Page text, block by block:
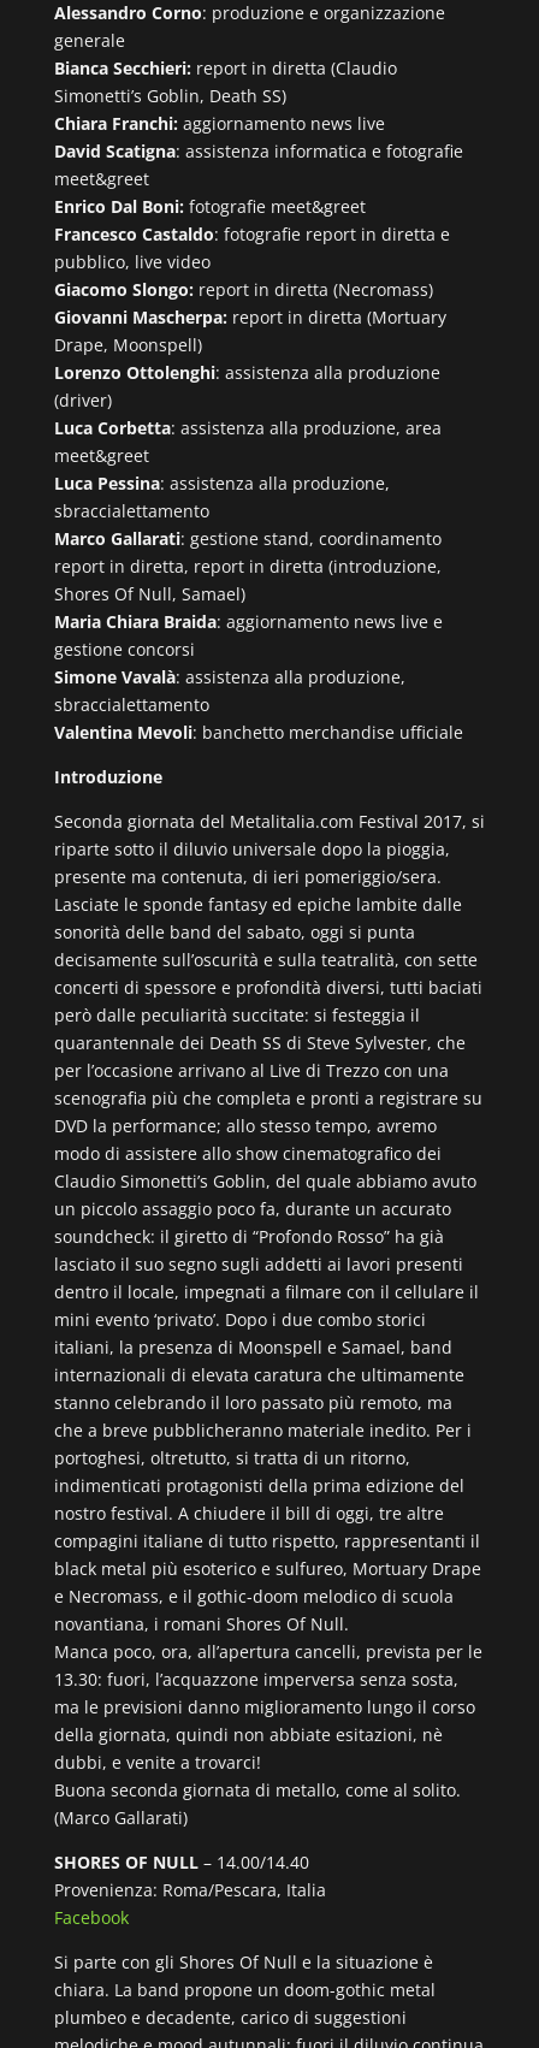
Alessandro Corno: produzione e organizzazione
generale
Bianca Secchieri: report in diretta (Claudio
Simonetti’s Goblin, Death SS)
Chiara Franchi:aggiornamento news live
David Scatigna: assistenza informatica e fotografie
meet&greet
Enrico Dal Boni:fotografie meet&greet
Francesco Castaldo: fotografie report in diretta e
pubblico, live video
Giacomo Slongo:report in diretta (Necromass)
Giovanni Mascherpa:report in diretta (Mortuary
Drape, Moonspell)
Lorenzo Ottolenghi: assistenza alla produzione
(driver)
Luca Corbetta: assistenza alla produzione, area
meet&greet
Luca Pessina: assistenza alla produzione,
sbraccialettamento
Marco Gallarati: gestione stand, coordinamento
report in diretta, report in diretta (introduzione,
Shores Of Null, Samael)
Maria Chiara Braida: aggiornamento news live e
gestione concorsi
Simone Vavalà: assistenza alla produzione,
sbraccialettamento
Valentina Mevoli: banchetto merchandise ufficiale
Introduzione
Seconda giornata del Metalitalia.com Festival 2017, si
riparte sotto il diluvio universale dopo la pioggia,
presente ma contenuta, di ieri pomeriggio/sera.
Lasciate le sponde fantasy ed epiche lambite dalle
sonorità delle band del sabato, oggi si punta
decisamente sull’oscurità e sulla teatralità, con sette
concerti di spessore e profondità diversi, tutti baciati
però dalle peculiarità succitate: si festeggia il
quarantennale dei Death SS di Steve Sylvester, che
per l’occasione arrivano al Live di Trezzo con una
scenografia più che completa e pronti a registrare su
DVD la performance; allo stesso tempo, avremo
modo di assistere allo show cinematografico dei
Claudio Simonetti’s Goblin, del quale abbiamo avuto
un piccolo assaggio poco fa, durante un accurato
soundcheck: il giretto di “Profondo Rosso” ha già
lasciato il suo segno sugli addetti ai lavori presenti
dentro il locale, impegnati a filmare con il cellulare il
mini evento ‘privato’. Dopo i due combo storici
italiani, la presenza di Moonspell e Samael, band
internazionali di elevata caratura che ultimamente
stanno celebrando il loro passato più remoto, ma
che a breve pubblicheranno materiale inedito. Per i
portoghesi, oltretutto, si tratta di un ritorno,
indimenticati protagonisti della prima edizione del
nostro festival. A chiudere il bill di oggi, tre altre
compagini italiane di tutto rispetto, rappresentanti il
black metal più esoterico e sulfureo, Mortuary Drape
e Necromass, e il gothic-doom melodico di scuola
novantiana, i romani Shores Of Null.
Manca poco, ora, all’apertura cancelli, prevista per le
13.30: fuori, l’acquazzone imperversa senza sosta,
ma le previsioni danno miglioramento lungo il corso
della giornata, quindi non abbiate esitazioni, nè
dubbi, e venite a trovarci!
Buona seconda giornata di metallo, come al solito.
(Marco Gallarati)
SHORES OF NULL– 14.00/14.40
Provenienza: Roma/Pescara, Italia
Facebook
Si parte con gli Shores Of Null e la situazione è
chiara. La band propone un doom-gothic metal
plumbeo e decadente, carico di suggestioni